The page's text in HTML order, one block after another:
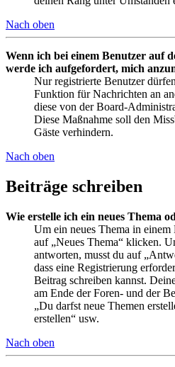
Nach oben
Wenn ich bei einem Benutzer auf
werde ich aufgefordert, mich
Nur registrierte Benutzer
Funktion für Nachrichten an
diese von der Board-
Diese Maßnahme soll den
Gäste verhindern.
Nach oben
Beiträge schreiben
Wie erstelle ich ein neues Thema
Um ein neues Thema in
auf „Neues Thema“ klicken.
antworten, musst du auf
dass eine Registrierung
Beitrag schreiben kannst.
am Ende der Foren- und der
„Du darfst neue Themen
erstellen“ usw.
Nach oben